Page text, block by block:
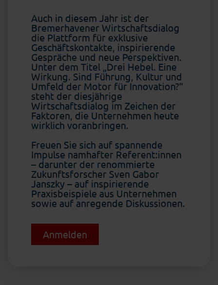
Auch in diesem Jahr ist der
Bremerhavener Wirtschaftsdialog
die Plattform für exklusive
Geschäftskontakte, inspirierende
Gespräche und neue Perspektiven.
Unter dem Titel „Drei Hebel. Eine
Wirkung. Sind Führung, Kultur und
Umfeld der Motor für Innovation?“
steht der diesjährige
Wirtschaftsdialog im Zeichen der
Faktoren, die Unternehmen heute
wirklich voranbringen.
Freuen Sie sich auf spannende
Impulse namhafter Referent:innen
– darunter der renommierte
Zukunftsforscher Sven Gabor
Janszky – auf inspirierende
Praxisbeispiele aus Unternehmen
sowie auf anregende Diskussionen.
Anmelden